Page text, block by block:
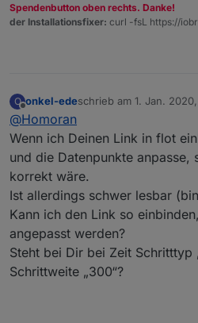
Spendenbutton oben rechts. Danke!
der Installationsfixer: curl -fsL https://
O
Offline
onkel-edeschrieb am 1. Jan. 2020,
zuletzt editiert von
@Homoran
Wenn ich Deinen Link in flot
und die Datenpunkte anpasse,
korrekt wäre.
Ist allerdings schwer lesbar
Kann ich den Link so
angepasst werden?
Steht bei Dir bei Zeit Schritttyp
Schrittweite „300“?